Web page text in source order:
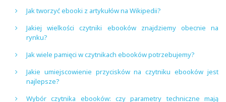
Jak tworzyć ebooki z artykułów na Wikipedii?
Jakiej wielkości czytniki ebooków znajdziemy obecnie na
rynku?
Jak wiele pamięci w czytnikach ebooków potrzebujemy?
Jakie umiejscowienie przycisków na czytniku ebooków jest
najlepsze?
Wybór czytnika ebooków: czy parametry techniczne mają